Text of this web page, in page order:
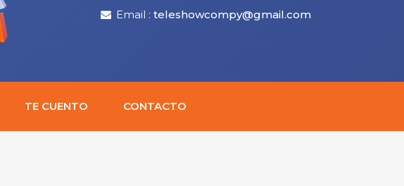
Email : teleshowcompy@gmail.com
TE CUENTO CONTACTO